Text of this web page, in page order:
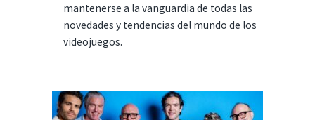
mantenerse a la vanguardia de todas las
novedades y tendencias del mundo de los
videojuegos.